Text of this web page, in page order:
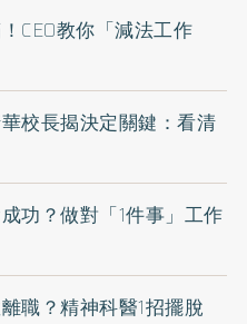
CEO教你「減法工作
校長揭決定關鍵：看清
功？做對「1件事」工作
職？精神科醫1招擺脫